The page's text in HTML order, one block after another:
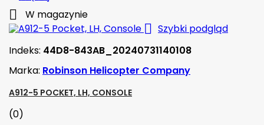
 W magazynie
 Szybki podgląd
Indeks: 44D8-843AB_20240731140108
Marka: Robinson Helicopter Company
A912-5 POCKET, LH, CONSOLE
(0)